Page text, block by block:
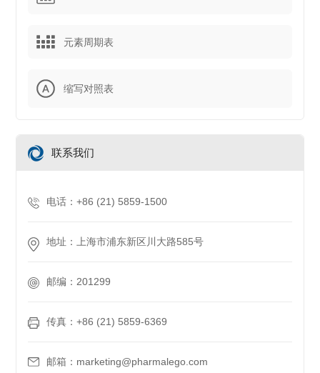
元素周期表
缩写对照表
联系我们
电话：+86 (21) 5859-1500
地址：上海市浦东新区川大路585号
邮编：201299
传真：+86 (21) 5859-6369
邮箱：marketing@pharmalego.com